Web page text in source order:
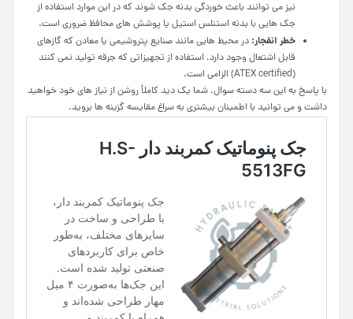
نیز می توانند باعث خوردگی بدنه جک شوند که در این موارد استفاده از
جک هایی با بدنه استنلس استیل یا پوشش های محافظ ضروری است.
خطر انفجار: در محیط هایی مانند صنایع پتروشیمی یا معادن که گازهای
قابل اشتعال وجود دارد، استفاده از تجهیزاتی که جرقه تولید نمی کنند
(ATEX certified) الزامی است.
با پاسخ به این سه دسته سوال، شما یک دید کاملاً روشن از نیاز های خود خواهید
داشت و می توانید با اطمینان بیشتری به سراغ مقایسه گزینه ها بروید.